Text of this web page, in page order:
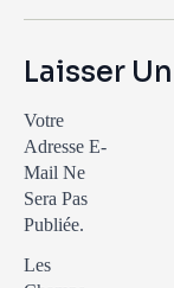
Laisser
Votre
Adresse E-
Mail Ne
Sera Pas
Publiée.
Les